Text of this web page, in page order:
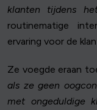
klanten tijdens
routinematige
ervaring voor de
Ze voegde eraan
als ze geen
met ongeduldige